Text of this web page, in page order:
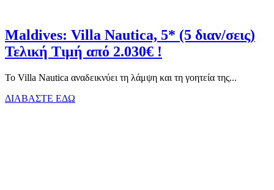
Maldives: Villa Nautica, 5* (5 διαν/σεις)
Τελική Τιμή από 2.030€ !
Το Villa Nautica αναδεικνύει τη λάμψη και τη γοητεία της...
ΔΙΑΒΑΣΤΕ ΕΔΩ